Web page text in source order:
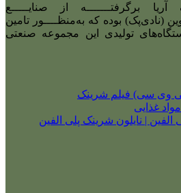
برگرفتـــــــه از صنایـــــع
(نادی‌پک) بوده که به‌منظــــور تامین
تولیدی این مجموعه صنعتی
غذایی